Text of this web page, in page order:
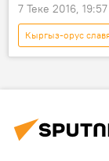
7 Теке 2016, 19:57
Кыргыз-орус
Мультимедиа